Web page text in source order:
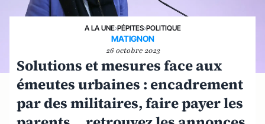
A LA UNE›PÉPITES›POLITIQUE
MATIGNON
26 octobre 2023
Solutions et mesures face aux
émeutes urbaines : encadrement
par des militaires, faire payer les